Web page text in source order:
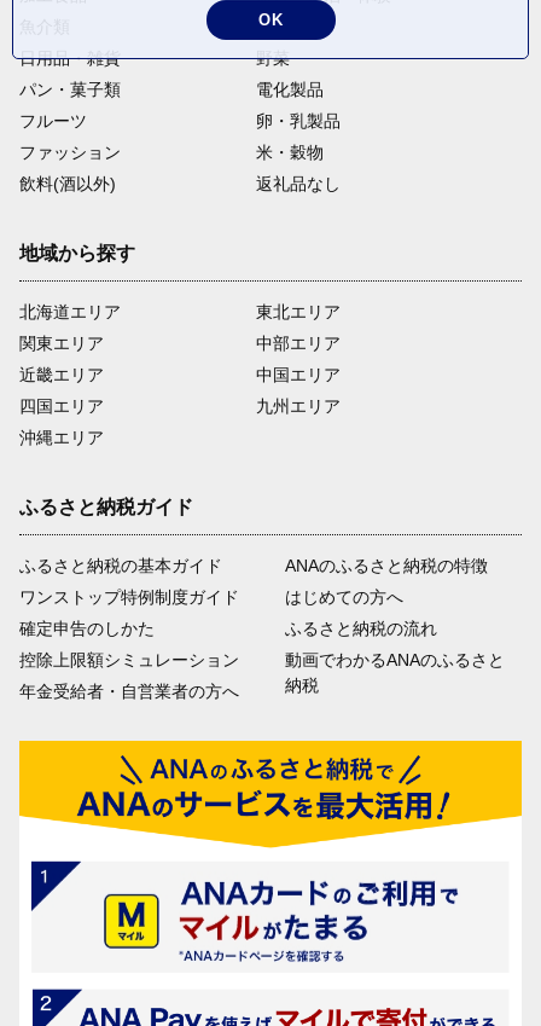
麺類
日用品・雑貨
野菜
パン・菓子類
電化製品
フルーツ
卵・乳製品
ファッション
米・穀物
飲料(酒以外)
返礼品なし
地域から探す
北海道エリア
関東エリア
近畿エリア
四国エリア
沖縄エリア
東北エリア
中部エリア
中国エリア
九州エリア
ふるさと納税ガイド
ふるさと納税の基本ガイド
ワンストップ特例制度ガイド
確定申告のしかた
控除上限額シミュレーション
年金受給者・自営業者の方へ
ANAのふるさと納税の特徴
はじめての方へ
ふるさと納税の流れ
動画でわかるANAのふるさと
納税
OK